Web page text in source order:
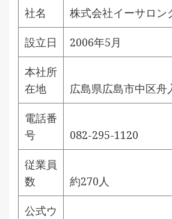
社名 株式会社イーサロン
設立日 2006年5月
本社所
在地
広島県広島市中区舟
電話番
号
082-295-1120
従業員
数
約270人
公式ウ